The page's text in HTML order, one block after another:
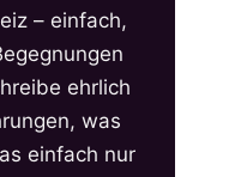
– einfach,
ehrlich
was
einfach nur